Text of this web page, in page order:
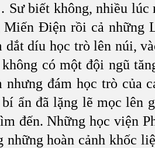
Sư biết không, nhiều lúc
Miến Điện rồi cả những
dắt díu học trò lên núi,
không có một đội ngũ
nhưng đám học trò của
ẩn đã lặng lẽ mọc lên
đến. Những học viện
những hoàn cảnh khốc